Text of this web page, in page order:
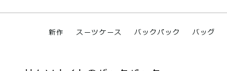
新作 スーツケース バックパック バッグ